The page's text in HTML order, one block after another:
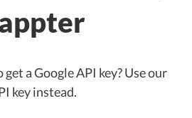
a Google API key? Use our
key instead.